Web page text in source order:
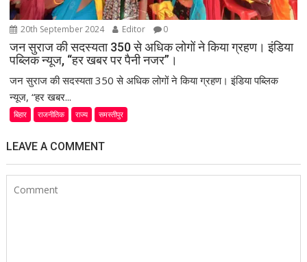
20th September 2024 Editor 0
जन सुराज की सदस्यता 350 से अधिक लोगों ने किया ग्रहण। इंडिया
पब्लिक न्यूज, “हर खबर पर पैनी नजर”।
जन सुराज की सदस्यता 350 से अधिक लोगों ने किया ग्रहण। इंडिया पब्लिक
न्यूज, “हर खबर...
बिहार राजनीतिक राज्य समस्तीपुर
LEAVE A COMMENT